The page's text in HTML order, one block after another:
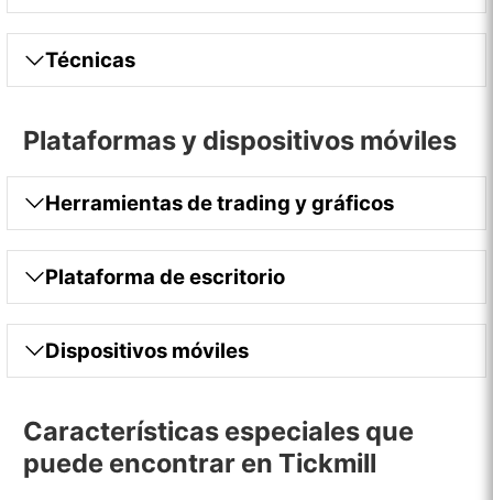
Técnicas
Plataformas y dispositivos móviles
Herramientas de trading y gráficos
Plataforma de escritorio
Dispositivos móviles
Características especiales que
puede encontrar en Tickmill